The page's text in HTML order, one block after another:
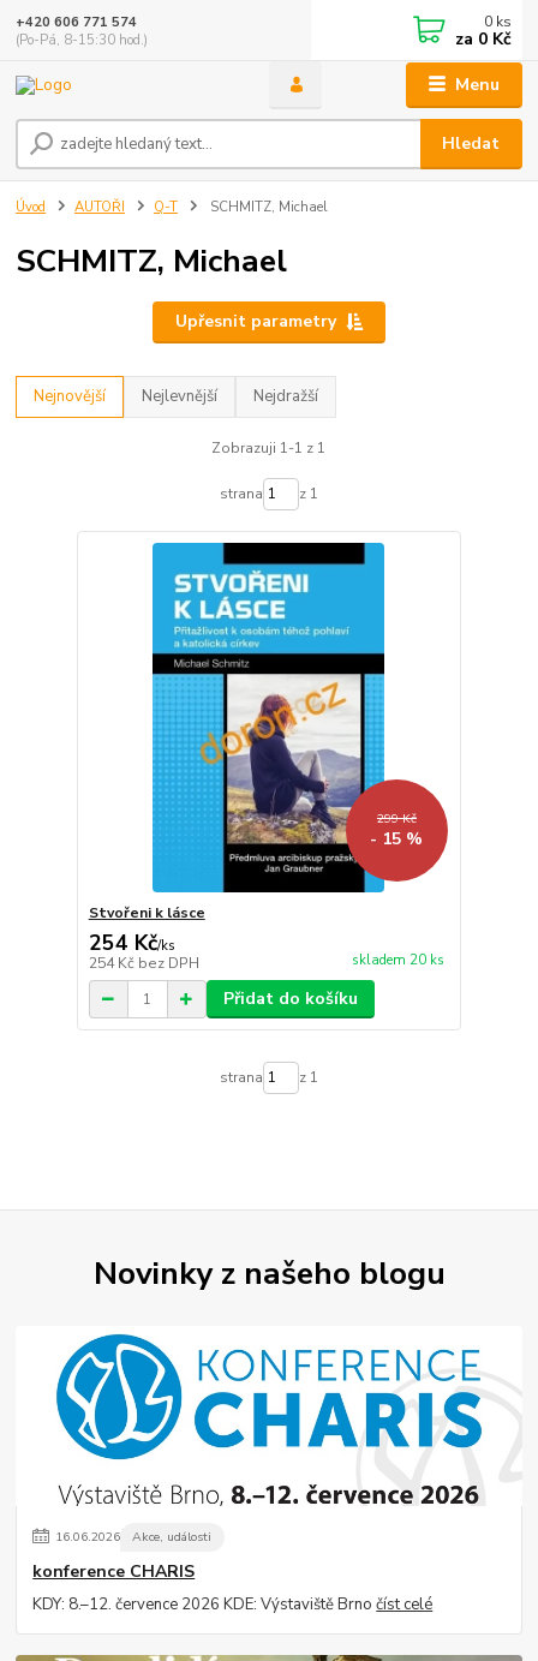
Menu
Hledat
+420 606 771 574
(Po-Pá, 8-15:30 hod.)
0 ks
za 0 Kč
Úvod AUTOŘI Q-T SCHMITZ, Michael
SCHMITZ, Michael
Upřesnit parametry
Nejnovější Nejlevnější Nejdražší
Zobrazuji 1-1 z 1
strana z 1
299 Kč
- 15 %
Stvořeni k lásce
254 Kč/ks
254 Kč bez DPH skladem 20 ks
Přidat do košíku
strana z 1
Novinky z našeho blogu
16.06.2026 Akce, události
konference CHARIS
KDY: 8.–12. července 2026 KDE: Výstaviště Brnočíst celé